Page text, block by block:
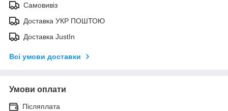
Самовивіз
Доставка УКР ПОШТОЮ
Доставка JustIn
Всі умови доставки
Умови оплати
Післяплата